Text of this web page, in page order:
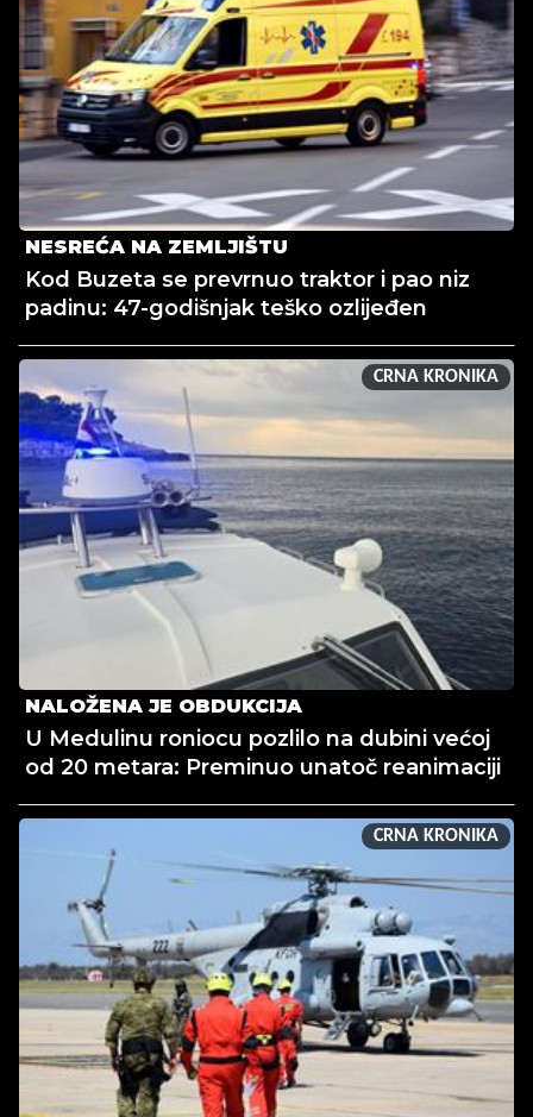
NESREĆA NA ZEMLJIŠTU
Kod Buzeta se prevrnuo traktor i pao niz
padinu: 47-godišnjak teško ozlijeđen
CRNA KRONIKA
NALOŽENA JE OBDUKCIJA
U Medulinu roniocu pozlilo na dubini većoj
od 20 metara: Preminuo unatoč reanimaciji
CRNA KRONIKA